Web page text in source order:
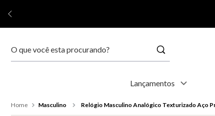
Lançamentos
Masculino Relógio Masculino Analógico Texturizado Aço
1 º relógio feminino